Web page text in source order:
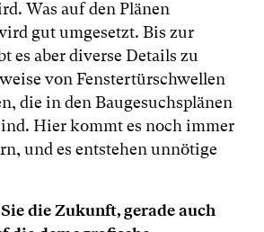
Was auf den Plänen
gut umgesetzt. Bis zur
es aber diverse Details zu
von Fenstertürschwellen
die in den Baugesuchsplänen
Hier kommt es noch immer
und es entstehen unnötige
die Zukunft, gerade auch